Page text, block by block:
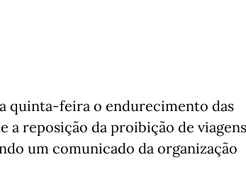
quinta-feira o endurecimento das
a reposição da proibição de viagens
um comunicado da organização